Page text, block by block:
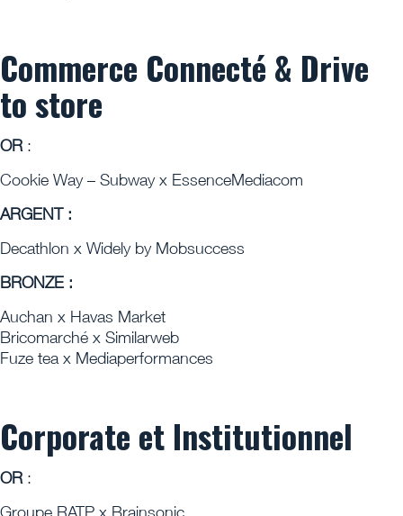
Commerce Connecté & Drive
to store
OR :
Cookie Way – Subway x EssenceMediacom
ARGENT :
Decathlon x Widely by Mobsuccess
BRONZE :
Auchan x Havas Market
Bricomarché x Similarweb
Fuze tea x Mediaperformances
Corporate et Institutionnel
OR :
Groupe RATP x Brainsonic